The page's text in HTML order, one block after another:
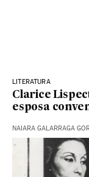
LITERATURA
Clarice
esposa
NAIARA GALARRAGA